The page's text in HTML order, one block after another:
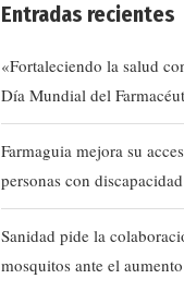
Entradas recientes
«Fortaleciendo la salud
Día Mundial del
Farmaguia mejora su
personas con
Sanidad pide la
mosquitos ante el